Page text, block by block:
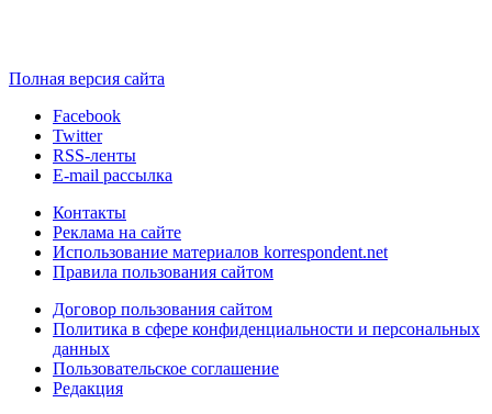
Полная версия сайта
Facebook
Twitter
RSS-ленты
E-mail рассылка
Контакты
Реклама на сайте
Использование материалов korrespondent.net
Правила пользования сайтом
Договор пользования сайтом
Политика в сфере конфиденциальности и персональных
данных
Пользовательское соглашение
Редакция